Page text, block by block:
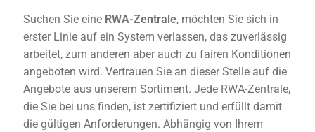
Suchen Sie eine RWA-Zentrale, möchten Sie sich in
erster Linie auf ein System verlassen, das zuverlässig
arbeitet, zum anderen aber auch zu fairen Konditionen
angeboten wird. Vertrauen Sie an dieser Stelle auf die
Angebote aus unserem Sortiment. Jede RWA-Zentrale,
die Sie bei uns finden, ist zertifiziert und erfüllt damit
die gültigen Anforderungen. Abhängig von Ihrem